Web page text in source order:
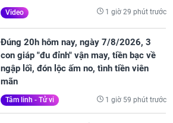
Video 1 giờ 29 phút trước
Đúng 20h hôm nay, ngày 7/8/2026, 3
con giáp "đu đỉnh" vận may, tiền bạc về
ngập lối, đón lộc ấm no, tình tiền viên
mãn
Tâm linh - Tử vi 1 giờ 59 phút trước